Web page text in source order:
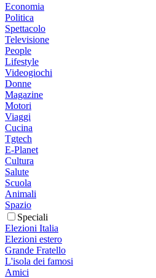
Economia
Politica
Spettacolo
Televisione
People
Lifestyle
Videogiochi
Donne
Magazine
Motori
Viaggi
Cucina
Tgtech
E-Planet
Cultura
Salute
Scuola
Animali
Spazio
Speciali
Elezioni Italia
Elezioni estero
Grande Fratello
L'isola dei famosi
Amici